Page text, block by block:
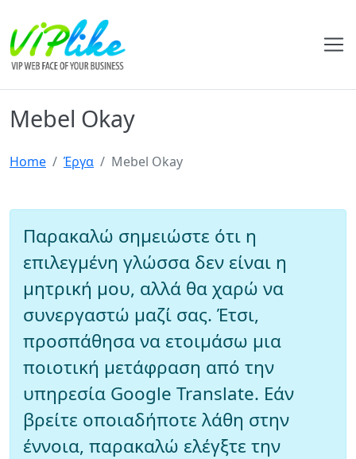
Mebel Okay
Home Έργα Mebel Okay
Παρακαλώ σημειώστε ότι η
επιλεγμένη γλώσσα δεν είναι η
μητρική μου, αλλά θα χαρώ να
συνεργαστώ μαζί σας. Έτσι,
προσπάθησα να ετοιμάσω μια
ποιοτική μετάφραση από την
υπηρεσία Google Translate. Εάν
βρείτε οποιαδήποτε λάθη στην
έννοια, παρακαλώ ελέγξτε την